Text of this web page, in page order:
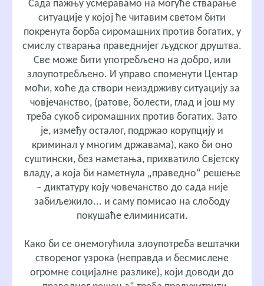
Сада пажњу усмеравамо на могуће стварање
ситуације у којој ће читавим светом бити
покренута борба сиромашних против богатих, у
смислу стварања праведнијег људског друштва.
Све може бити употребљено на добро, или
злоупотребљено. И управо споменути Центар
моћи, хоће да створи неиздрживу ситуацију за
човјечанство, (ратове, болести, глад и још му
треба сукоб сиромашних против богатих. Зато
је, између осталог, подржао корупцију и
криминал у многим државама), како би оно
суштински, без наметања, прихватило Свјетску
владу, а која би наметнула „праведно“ решење
– диктатуру коју човечанство до сада није
забиљежило... и саму помисао на слободу
покушаће елиминисати.
Како би се онемогућила злоупотреба вештачки
створеног узрока (неправда и бесмислене
огромне социјалне разлике), који доводи до